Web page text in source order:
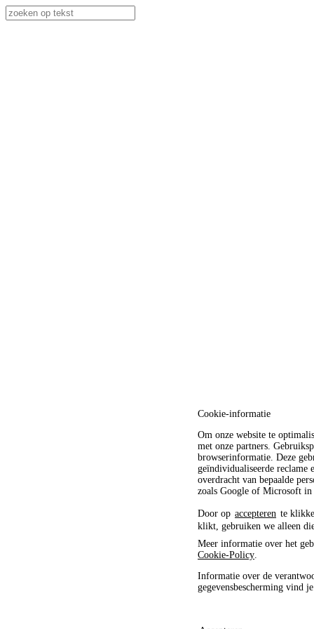
Cookie-informatie
Om onze website te
met onze partners.
browserinformatie. Deze
geïndividualiseerde
overdracht van bepaalde
zoals Google of Microsoft in
Door op accepteren te
klikt, gebruiken we alleen
Meer informatie over het
Cookie-Policy
Informatie over de
gegevensbescherming vind